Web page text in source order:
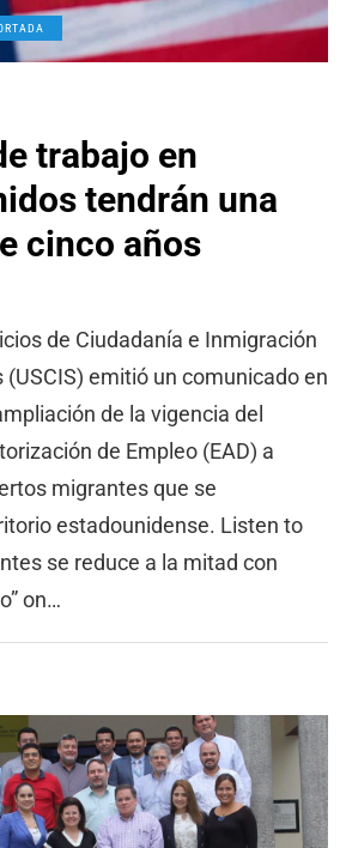
trabajo en
tendrán una
cinco años
de Ciudadanía e Inmigración
(USCIS) emitió un comunicado en
de la vigencia del
de Empleo (EAD) a
migrantes que se
estadounidense. Listen to
se reduce a la mitad con
on…